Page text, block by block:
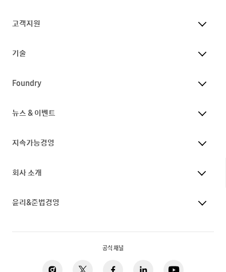
고객지원
기술
Foundry
뉴스 & 이벤트
지속가능경영
회사 소개
윤리&준법경영
공식 채널